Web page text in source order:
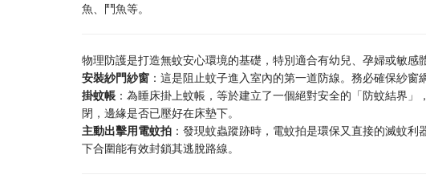
魚、鬥魚等。
物理防護是打造無蚊安心環境的基礎，特別適合有幼兒、孕婦或敏感
安裝紗門紗窗 ：這是阻止蚊子進入室內的第一道防線。務必確保紗
掛蚊帳 ：為睡床掛上蚊帳，等於建立了一個絕對安全的「防蚊結界
閉，邊緣是否已壓好在床墊下。
主動出擊用電蚊拍 ：發現蚊蟲蹤跡時，電蚊拍是環保又直接的滅蚊
下合圍能有效封鎖其逃脫路線。